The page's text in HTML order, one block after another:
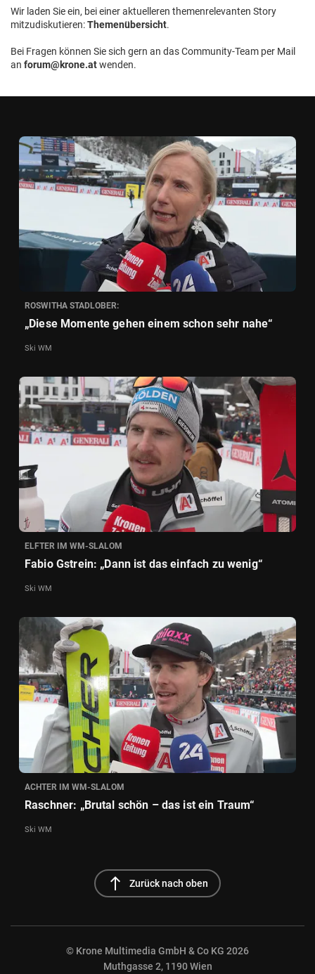
Wir laden Sie ein, bei einer aktuelleren themenrelevanten Story
mitzudiskutieren:Themenübersicht.
Bei Fragen können Sie sich gern an das Community-Team per Mail
an forum@krone.atwenden.
ROSWITHA STADLOBER:
„Diese Momente gehen einem schon sehr nahe“
Ski WM
ELFTER IM WM-SLALOM
Fabio Gstrein: „Dann ist das einfach zu wenig“
Ski WM
ACHTER IM WM-SLALOM
Raschner: „Brutal schön – das ist ein Traum“
Ski WM
north Zurück nach oben
© Krone Multimedia GmbH & Co KG 2026
Muthgasse 2, 1190 Wien